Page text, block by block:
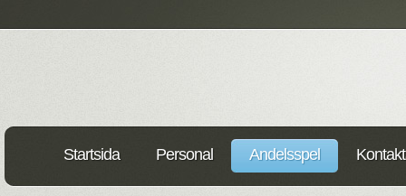
Startsida Personal Andelsspel